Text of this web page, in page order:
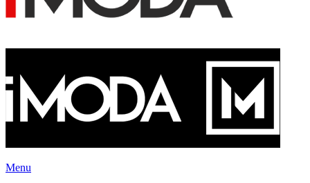
Menu